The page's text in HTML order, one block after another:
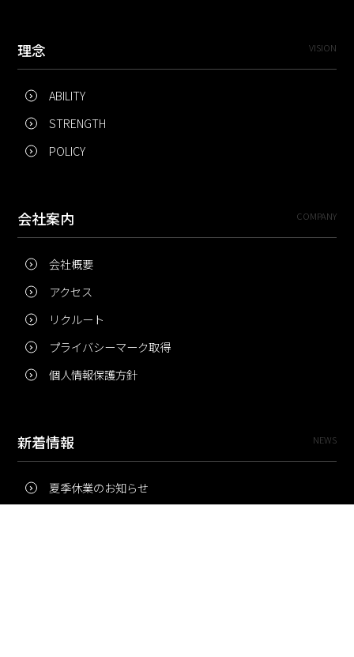
理念 VISION
ABILITY
STRENGTH
POLICY
会社案内 COMPANY
会社概要
アクセス
リクルート
プライバシーマーク取得
個人情報保護方針
新着情報 NEWS
夏季休業のお知らせ